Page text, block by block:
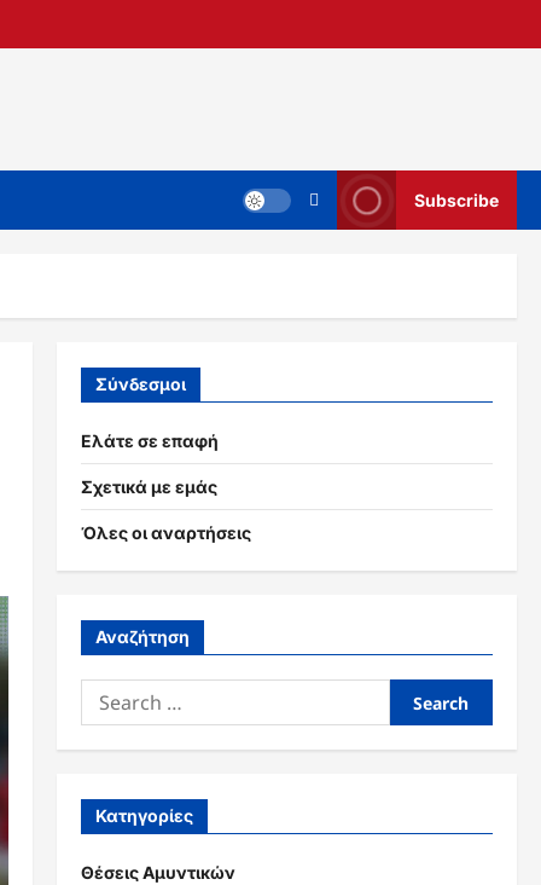
Subscribe
Σύνδεσμοι
Ελάτε σε επαφή
Σχετικά με εμάς
Όλες οι αναρτήσεις
Αναζήτηση
Search
for:
Κατηγορίες
Θέσεις Αμυντικών